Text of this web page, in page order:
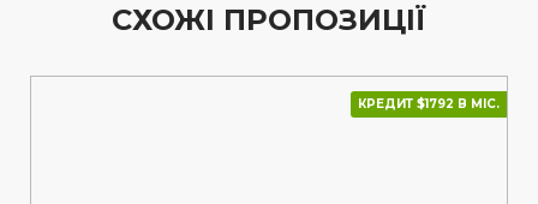
СХОЖІ ПРОПОЗИЦІЇ
КРЕДИТ $1792 В МІС.